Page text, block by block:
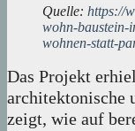
Quelle: https://
wohn-baustein-
wohnen-statt-
Das Projekt
architektonische
zeigt, wie auf